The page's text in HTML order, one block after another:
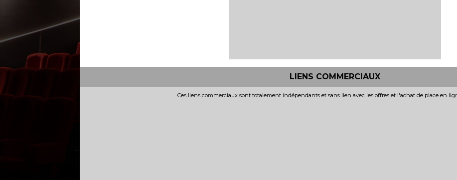
LIENS COMMERCIAUX
Ces liens commerciaux sont totalement indépendants et sans lien avec les offres et l'achat de place en